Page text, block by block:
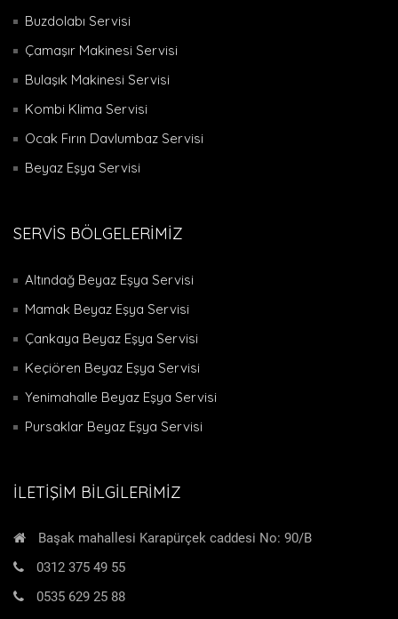
Buzdolabı Servisi
Çamaşır Makinesi Servisi
Bulaşık Makinesi Servisi
Kombi Klima Servisi
Ocak Fırın Davlumbaz Servisi
Beyaz Eşya Servisi
SERVİS BÖLGELERİMİZ
Altındağ Beyaz Eşya Servisi
Mamak Beyaz Eşya Servisi
Çankaya Beyaz Eşya Servisi
Keçiören Beyaz Eşya Servisi
Yenimahalle Beyaz Eşya Servisi
Pursaklar Beyaz Eşya Servisi
İLETİŞİM BİLGİLERİMİZ
Başak mahallesi Karapürçek caddesi No: 90/B
0312 375 49 55
0535 629 25 88